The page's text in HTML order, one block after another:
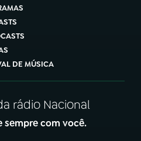
DE MÚSICA
rádio Nacional
sempre com você.